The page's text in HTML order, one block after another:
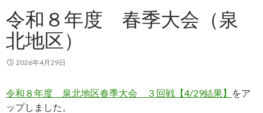
令和８年度 春季大会（泉
北地区）
2026年4月29日
令和８年度 泉北地区春季大会 ３回戦【4/29結果】
をア
ップしました。